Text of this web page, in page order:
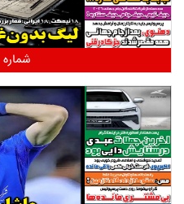
شماره 5684